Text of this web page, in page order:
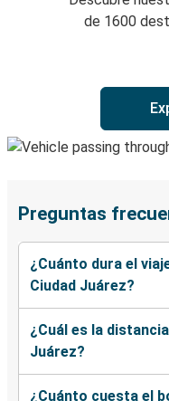
de 1600
Preguntas
¿Cuánto dura el
Ciudad Juárez?
¿Cuál es la
Juárez?
¿Cuánto cuesta el